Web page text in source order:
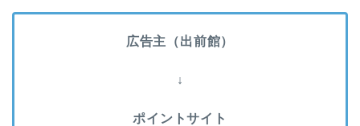
広告主（出前館）
↓
ポイントサイト